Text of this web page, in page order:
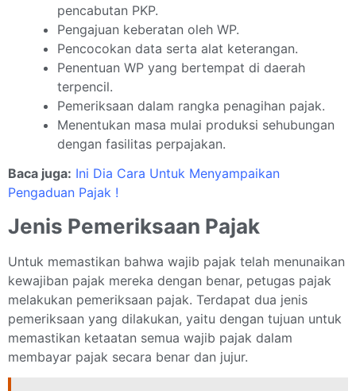
pencabutan PKP.
Pengajuan keberatan oleh WP.
Pencocokan data serta alat keterangan.
Penentuan WP yang bertempat di daerah
terpencil.
Pemeriksaan dalam rangka penagihan pajak.
Menentukan masa mulai produksi sehubungan
dengan fasilitas perpajakan.
Baca juga: Ini Dia Cara Untuk Menyampaikan
Pengaduan Pajak !
Jenis Pemeriksaan Pajak
Untuk memastikan bahwa wajib pajak telah menunaikan
kewajiban pajak mereka dengan benar, petugas pajak
melakukan pemeriksaan pajak. Terdapat dua jenis
pemeriksaan yang dilakukan, yaitu dengan tujuan untuk
memastikan ketaatan semua wajib pajak dalam
membayar pajak secara benar dan jujur.